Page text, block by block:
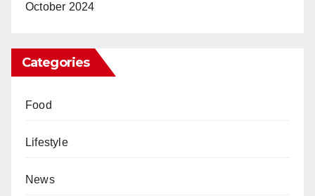
October 2024
Categories
Food
Lifestyle
News